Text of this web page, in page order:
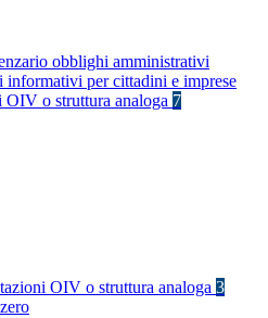
obblighi amministrativi
informativi per cittadini e imprese
OIV o struttura analoga 7
OIV o struttura analoga 3